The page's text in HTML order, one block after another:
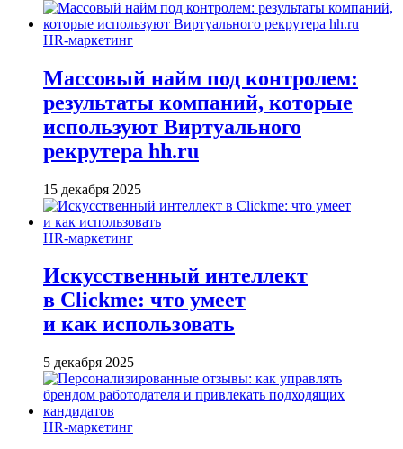
HR-маркетинг
Массовый найм под контролем:
результаты компаний, которые
используют Виртуального
рекрутера hh.ru
15 декабря 2025
HR-маркетинг
Искусственный интеллект
в Clickme: что умеет
и как использовать
5 декабря 2025
HR-маркетинг